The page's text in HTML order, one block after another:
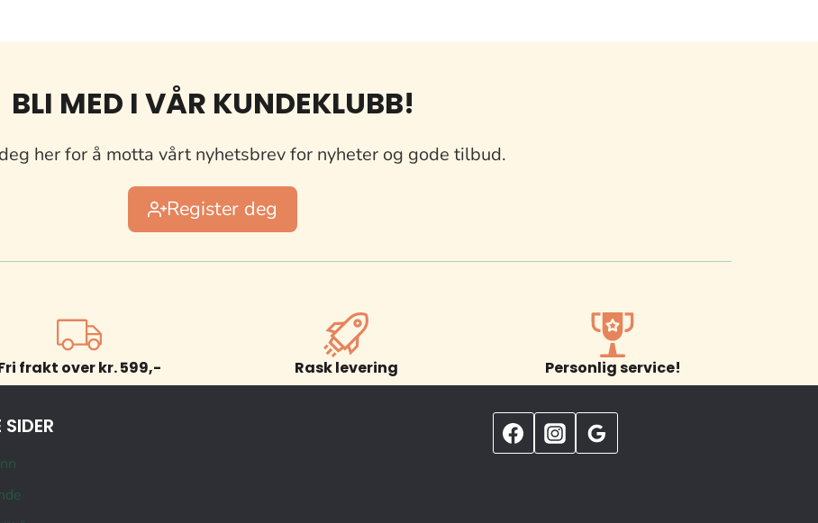
BLI MED I VÅR KUNDEKLUBB!
her for å motta vårt nyhetsbrev for nyheter og gode tilbud.
Register deg
frakt over kr. 599,- Rask levering Personlig service!